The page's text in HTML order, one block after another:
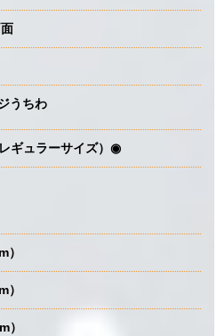
うちわ
ギュラーサイズ）◉
）